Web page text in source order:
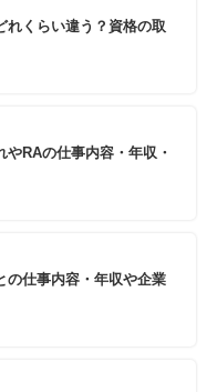
れくらい違う？資格の取
RAの仕事内容・年収・
の仕事内容・年収や企業